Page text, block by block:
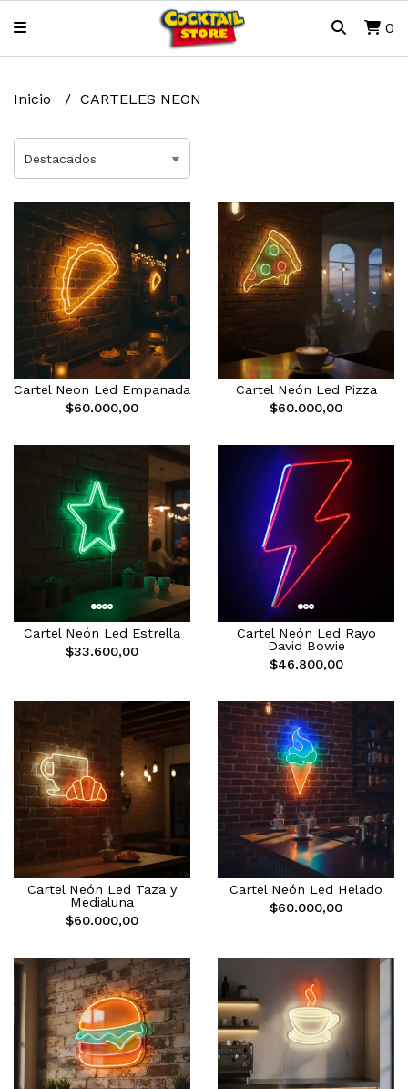
0
Inicio CARTELES NEON
Cartel Neon Led Empanada
$60.000,00
Cartel Neón Led Pizza
$60.000,00
Cartel Neón Led Estrella
$33.600,00
Cartel Neón Led Rayo
David Bowie
$46.800,00
Cartel Neón Led Taza y
Medialuna
$60.000,00
Cartel Neón Led Helado
$60.000,00